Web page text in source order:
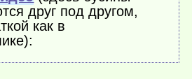
друг под другом,
как в